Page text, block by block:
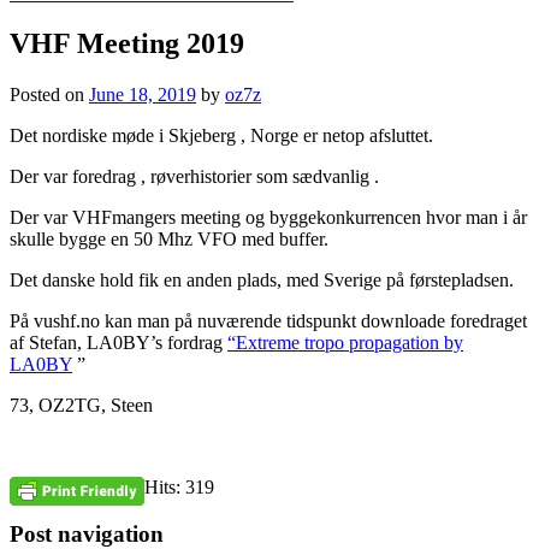
VHF Meeting 2019
Posted on June 18, 2019 by oz7z
Det nordiske møde i Skjeberg , Norge er netop afsluttet.
Der var foredrag , røverhistorier som sædvanlig .
Der var VHFmangers meeting og byggekonkurrencen hvor man i år
skulle bygge en 50 Mhz VFO med buffer.
Det danske hold fik en anden plads, med Sverige på førstepladsen.
På vushf.no kan man på nuværende tidspunkt downloade foredraget
af Stefan, LA0BY’s fordrag “Extreme tropo propagation by
LA0BY ”
73, OZ2TG, Steen
Hits: 319
Post navigation